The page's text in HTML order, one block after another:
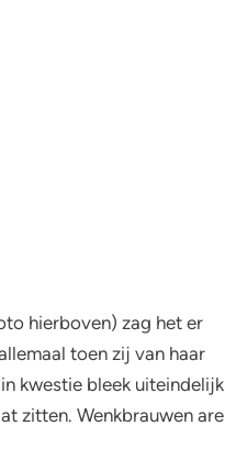
hierboven) zag het er
toen zij van haar
kwestie bleek uiteindelijk
zitten. Wenkbrauwen are